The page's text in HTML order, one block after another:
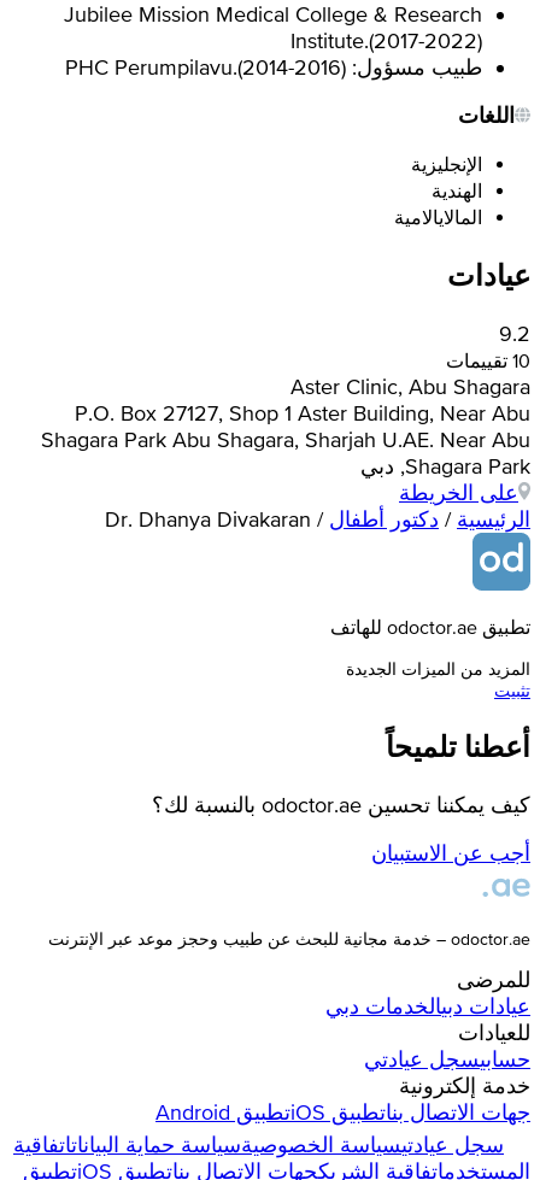
Jubilee Mission Medical College & Research
Institute.(2017-2022)
طبيب مسؤول: PHC Perumpilavu.
(2014-2016)
اللغات
الإنجليزية
الهندية
المالايالامية
عيادات
9.2
10 تقييمات
Aster Clinic, Abu Shagara
P.O. Box 27127, Shop 1 Aster Building, Near Abu
Shagara Park Abu Shagara, Sharjah U.AE. Near Abu
Shagara Park, دبي
على الخريطة
الرئيسية / دكتور أطفال /
Dr. Dhanya Divakaran
تطبيق odoctor.ae للهاتف
المزيد من الميزات الجديدة
تثبيت
أعطنا تلميحاً
كيف يمكننا تحسين odoctor.ae بالنسبة لك؟
أجب عن الاستبيان
odoctor.ae – خدمة مجانية للبحث عن طبيب وحجز موعد عبر الإنترنت
للمرضى
عيادات دبيالخدمات دبي
للعيادات
حسابيسجل عيادتي
خدمة إلكترونية
جهات الاتصال بناتطبيق iOS
تطبيق Android
سجل عيادتيسياسة الخصوصيةسياسة حماية البياناتاتفاقية
المستخدماتفاقية الشريكجهات الاتصال بناتطبيق iOS تطبيق